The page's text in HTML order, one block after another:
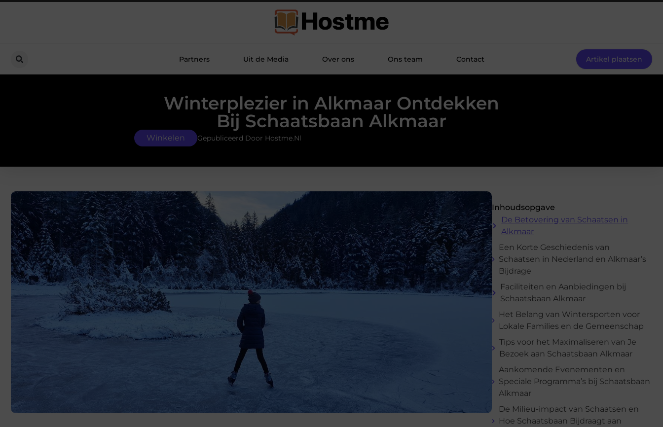
Partners Uit de Media Over ons Ons team Contact Artikel plaatsen
Winterplezier in Alkmaar Ontdekken
Bij Schaatsbaan Alkmaar
Winkelen Gepubliceerd Door Hostme.nl
Inhoudsopgave
De Betovering van Schaatsen in
Alkmaar
Een Korte Geschiedenis van
Schaatsen in Nederland en Alkmaar’s
Bijdrage
Faciliteiten en Aanbiedingen bij
Schaatsbaan Alkmaar
Het Belang van Wintersporten voor
Lokale Families en de Gemeenschap
Tips voor het Maximaliseren van Je
Bezoek aan Schaatsbaan Alkmaar
Aankomende Evenementen en
Speciale Programma’s bij Schaatsbaan
Alkmaar
De Milieu-impact van Schaatsen en
Hoe Schaatsbaan Bijdraagt aan